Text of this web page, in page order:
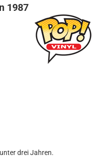
1987
drei Jahren.